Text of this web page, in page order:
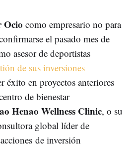
como empresario no para
el pasado mes de
asesor de deportistas
de sus inversiones
éxito en proyectos anteriores
de bienestar
Henao Wellness Clinic, o su
global líder de
de inversión